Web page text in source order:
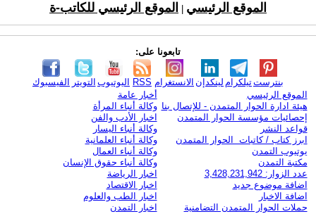
الموقع الرئيسي الموقع الرئيسي للكاتب-ة
تابعونا على:
الفيسبوك التويتر اليوتيوب RSS الانستغرام لينكدإن تيلكرامبنترست
الموقع الرئيسي
هيئة ادارة الحوار المتمدن - للإتصال بنا
إحصائيات مؤسسة الحوار المتمدن
قواعد النشر
ابرز كتاب / كاتبات الحوار المتمدن
يوتيوب التمدن
مكتبة التمدن
عدد الزوار: 3,428,231,942
اضافة موضوع جديد
اضافة الاخبار
حملات الحوار المتمدن التضامنية
أخبار عامة
وكالة أنباء المرأة
اخبار الأدب والفن
وكالة أنباء اليسار
وكالة أنباء العلمانية
وكالة أنباء العمال
وكالة أنباء حقوق الإنسان
اخبار الرياضة
اخبار الاقتصاد
اخبار الطب والعلوم
اخبار التمدن